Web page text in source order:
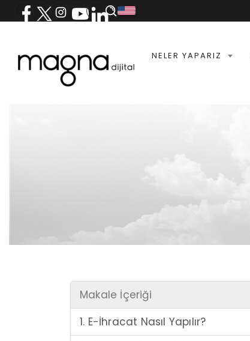
NELER YAPARIZ
Makale İçeriği
1. E-İhracat Nasıl Yapılır?